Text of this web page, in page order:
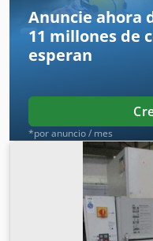
Anuncie ahora
11 millones de
esperan
*por anuncio / mes